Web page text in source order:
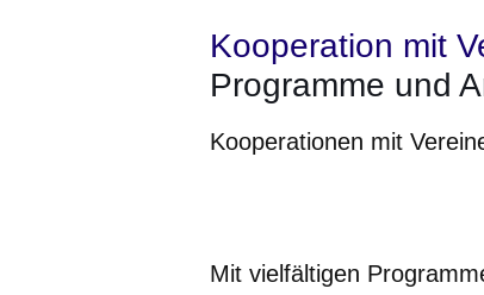
Kooperation mit
Programme und
Kooperationen mit
Mit vielfältigen